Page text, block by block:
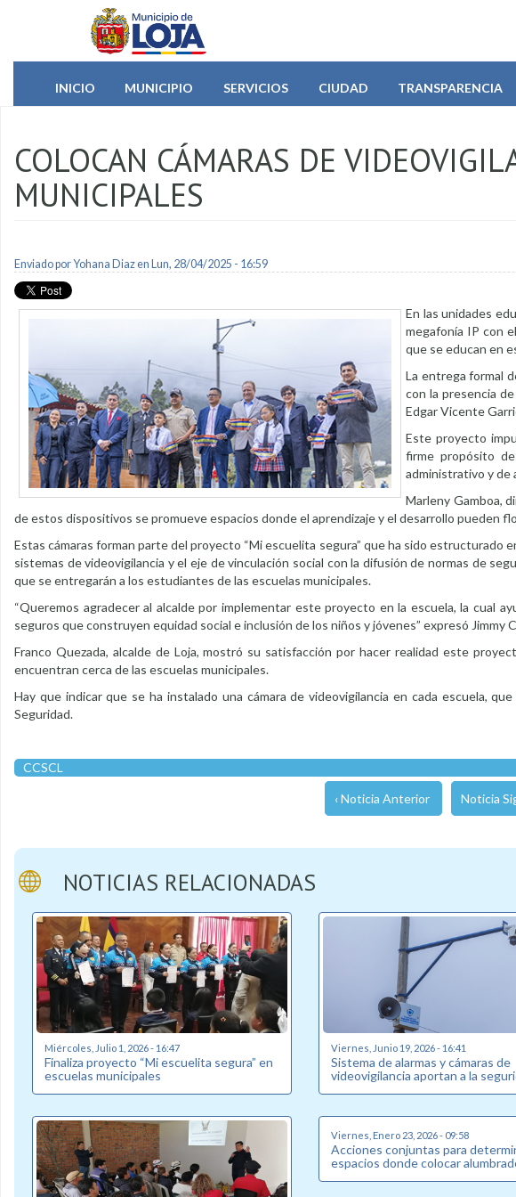
Pasar al contenido principal
INICIO
MUNICIPIO SERVICIOS CIUDAD TRANSPARENCIA
COLOCAN CÁMARAS DE
MUNICIPALES
Enviado porYohana Diazen Lun, 28/04/2025 - 16:59
En las unidades
megafonía IP con
que se educan en
La entrega formal
con la presencia
Edgar Vicente
Este proyecto
firme propósito
administrativo y de
Marleny Gamboa,
de estos dispositivos se promueve espacios donde el aprendizaje y el desarrollo pueden
Estas cámaras forman parte del proyecto “Mi escuelita segura” que ha sido
sistemas de videovigilancia y el eje de vinculación social con la difusión de normas de
que se entregarán a los estudiantes de las escuelas municipales.
“Queremos agradecer al alcalde por implementar este proyecto en la escuela, la cual
seguros que construyen equidad social e inclusión de los niños y jóvenes” expresó Jimmy
Franco Quezada, alcalde de Loja, mostró su satisfacción por hacer realidad este
encuentran cerca de las escuelas municipales.
Hay que indicar que se ha instalado una cámara de videovigilancia en cada escuela,
Seguridad.
CCSCL
‹ Noticia Anterior Noticia
NOTICIAS RELACIONADAS
Miércoles, Julio 1, 2026 - 16:47
Finaliza proyecto “Mi escuelita segura” en
escuelas municipales
Viernes, Junio 19, 2026 - 16:41
Sistema de alarmas y cámaras de
videovigilancia aportan a la
Viernes, Enero 23, 2026 - 09:58
Acciones conjuntas para
espacios donde colocar